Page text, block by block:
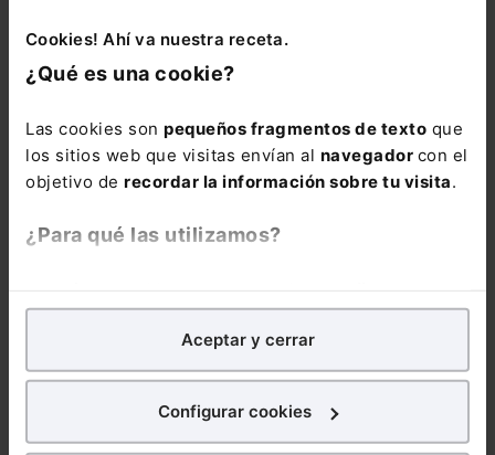
Cookies! Ahí va nuestra receta.
¿Qué es una cookie?
Las cookies son pequeños fragmentos de texto que
los sitios web que visitas envían al navegador con el
objetivo de recordar la información sobre tu visita.
¿Para qué las utilizamos?
analíticospara tratar demejorar tu experienciaen
nuestra página web. También con fines publicitarios,
para poder mostrarte publicidad y contenidos de tu
¿Qué puedes hacer?
Aceptar y cerrar
Configurar cookies
CRÉDITO AL CONSUMO DEEPFAKE
DERECHO SANITARIO
GROWTH ACADEMY: HEALTH & WELLBEING
HARBOR INFRACCION ADMINISTRATIVA
INGLES INSTALACION INTERNAMIENTO
LEY DE CONTRATOS PÚBLICOS MEDICO
PERMISO PENITENCIARIO
PERSONA DEPENDIENTE PILAR LLOP
PROTECCIÓN DE LA INFANCIA